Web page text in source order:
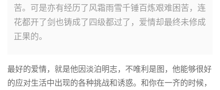
苦。可是亦有经历了风霜雨雪千锤百炼艰难困苦，连
花都开了剑也铸成了四级都过了，爱情却最终未修成
正果的。
最好的爱情，就是他因淡泊明志，不唯利是图，他能够很好
的应对生活中出现的各种挑战和诱惑。和你在一齐的时候，